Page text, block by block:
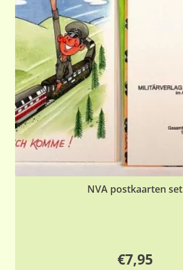
NVA postkaarten set
€7,95